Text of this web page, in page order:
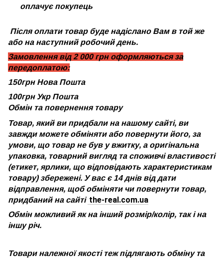
оплачує покупець
Після оплати товар буде надіслано Вам в той же
або на наступний робочий день.
Замовлення від 2 000 грн оформляються за
передоплатою:
150грн Нова Пошта
100грн Укр Пошта
Обмін та повернення товару
Товар, який ви придбали на нашому сайті, ви
завжди можете обміняти або повернути його, за
умови, що товар не був у вжитку, а оригінальна
упаковка, товарний вигляд та споживчі властивості
(етикет, ярлики, що відповідають характеристикам
товару) збережені. У вас є 14 днів від дати
відправлення, щоб обміняти чи повернути товар,
придбаний на сайті the-real.com.ua
Обмін можливий як на інший розмір/колір, так і на
іншу річ.
Товари належної якості теж підлягають обміну та